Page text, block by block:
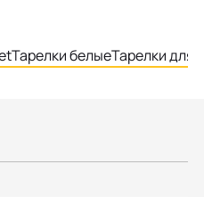
Тарелки белыеТарелки для